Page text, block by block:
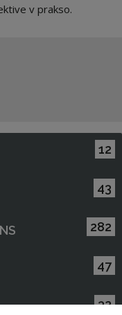
v prakso.
12
43
282
47
32